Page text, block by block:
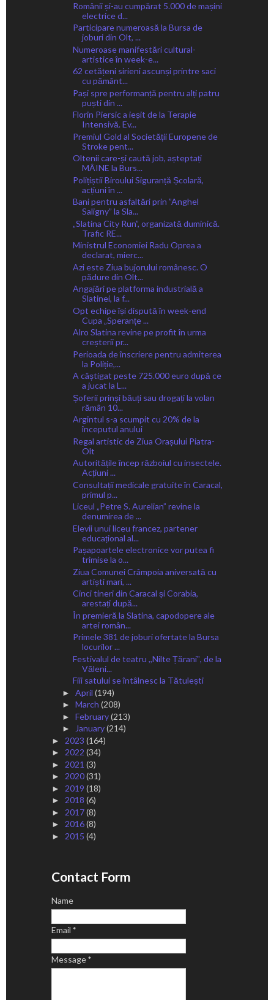
Românii și-au cumpărat 5.000 de mașini
electrice d...
Participare numeroasă la Bursa de
joburi din Olt, ...
Numeroase manifestări cultural-
artistice în week-e...
62 cetățeni sirieni ascunși printre saci
cu pământ...
Pași spre performanță pentru alți patru
puști din ...
Florin Piersic a ieșit de la Terapie
Intensivă. Ev...
Premiul Gold al Societății Europene de
Stroke pent...
Oltenii care-și caută job, așteptați
MÂINE la Burs...
Polițiștii Biroului Siguranță Școlară,
acțiuni în ...
Bani pentru asfaltări prin ”Anghel
Saligny” la Sla...
„Slatina City Run”, organizată duminică.
Trafic RE...
Ministrul Economiei Radu Oprea a
declarat, mierc...
Azi este Ziua bujorului românesc. O
pădure din Olt...
Angajări pe platforma industrială a
Slatinei, la f...
Opt echipe își dispută în week-end
Cupa „Speranțe ...
Alro Slatina revine pe profit în urma
creșterii pr...
Perioada de înscriere pentru admiterea
la Poliție,...
A câștigat peste 725.000 euro după ce
a jucat la L...
Șoferii prinși băuți sau drogați la volan
rămân 10...
Argintul s-a scumpit cu 20% de la
începutul anului
Regal artistic de Ziua Orașului Piatra-
Olt
Autoritățile încep războiul cu insectele.
Acțiuni ...
Consultații medicale gratuite în Caracal,
primul p...
Liceul „Petre S. Aurelian” revine la
denumirea de ...
Elevii unui liceu francez, partener
educațional al...
Pașapoartele electronice vor putea fi
trimise la o...
Ziua Comunei Crâmpoia aniversată cu
artiști mari, ...
Cinci tineri din Caracal și Corabia,
arestați după...
În premieră la Slatina, capodopere ale
artei român...
Primele 381 de joburi ofertate la Bursa
locurilor ...
Festivalul de teatru ,,Nilte Țăraniˮ, de la
Văleni...
Fiii satului se întâlnesc la Tătulești
► April (194)
► March (208)
► February(213)
► January(214)
► 2023 (164)
► 2022 (34)
► 2021 (3)
► 2020(31)
► 2019 (18)
► 2018 (6)
► 2017(8)
► 2016(8)
► 2015 (4)
Contact Form
Name
Email *
Message*